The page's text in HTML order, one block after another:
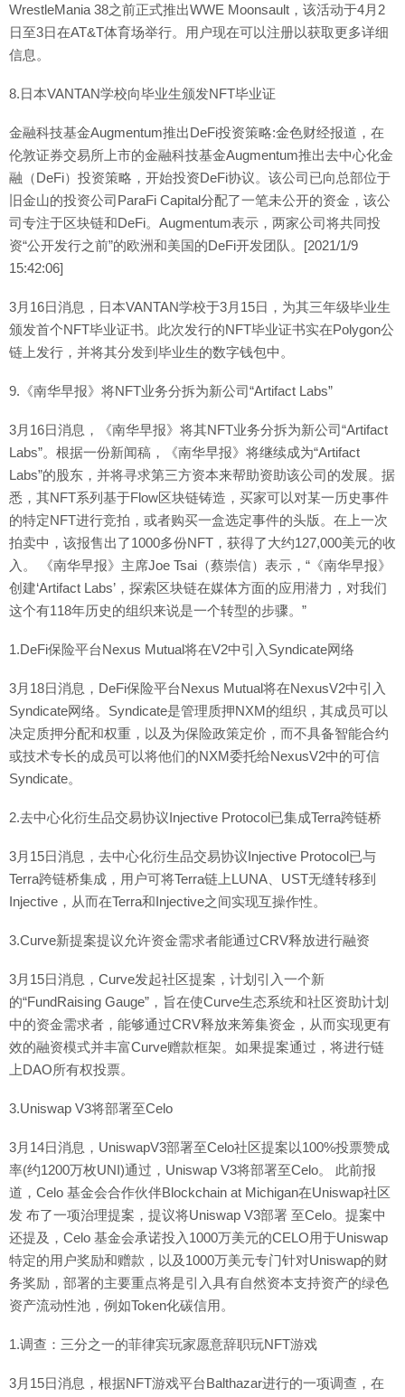
WrestleMania 38之前正式推出WWE Moonsault，该活动于4月2
日至3日在AT&T体育场举行。用户现在可以注册以获取更多详细
信息。
8.日本VANTAN学校向毕业生颁发NFT毕业证
金融科技基金Augmentum推出DeFi投资策略:金色财经报道，在
伦敦证券交易所上市的金融科技基金Augmentum推出去中心化金
融（DeFi）投资策略，开始投资DeFi协议。该公司已向总部位于
旧金山的投资公司ParaFi Capital分配了一笔未公开的资金，该公
司专注于区块链和DeFi。Augmentum表示，两家公司将共同投
资“公开发行之前”的欧洲和美国的DeFi开发团队。[2021/1/9
15:42:06]
3月16日消息，日本VANTAN学校于3月15日，为其三年级毕业生
颁发首个NFT毕业证书。此次发行的NFT毕业证书实在Polygon公
链上发行，并将其分发到毕业生的数字钱包中。
9.《南华早报》将NFT业务分拆为新公司“Artifact Labs”
3月16日消息，《南华早报》将其NFT业务分拆为新公司“Artifact
Labs”。根据一份新闻稿，《南华早报》将继续成为“Artifact
Labs”的股东，并将寻求第三方资本来帮助资助该公司的发展。据
悉，其NFT系列基于Flow区块链铸造，买家可以对某一历史事件
的特定NFT进行竞拍，或者购买一盒选定事件的头版。在上一次
拍卖中，该报售出了1000多份NFT，获得了大约127,000美元的收
入。 《南华早报》主席Joe Tsai（蔡崇信）表示，“《南华早报》
创建‘Artifact Labs’，探索区块链在媒体方面的应用潜力，对我们
这个有118年历史的组织来说是一个转型的步骤。”
1.DeFi保险平台Nexus Mutual将在V2中引入Syndicate网络
3月18日消息，DeFi保险平台Nexus Mutual将在NexusV2中引入
Syndicate网络。Syndicate是管理质押NXM的组织，其成员可以
决定质押分配和权重，以及为保险政策定价，而不具备智能合约
或技术专长的成员可以将他们的NXM委托给NexusV2中的可信
Syndicate。
2.去中心化衍生品交易协议Injective Protocol已集成Terra跨链桥
3月15日消息，去中心化衍生品交易协议Injective Protocol已与
Terra跨链桥集成，用户可将Terra链上LUNA、UST无缝转移到
Injective，从而在Terra和Injective之间实现互操作性。
3.Curve新提案提议允许资金需求者能通过CRV释放进行融资
3月15日消息，Curve发起社区提案，计划引入一个新
的“FundRaising Gauge”，旨在使Curve生态系统和社区资助计划
中的资金需求者，能够通过CRV释放来筹集资金，从而实现更有
效的融资模式并丰富Curve赠款框架。如果提案通过，将进行链
上DAO所有权投票。
3.Uniswap V3将部署至Celo
3月14日消息，UniswapV3部署至Celo社区提案以100%投票赞成
率(约1200万枚UNI)通过，Uniswap V3将部署至Celo。 此前报
道，Celo 基金会合作伙伴Blockchain at Michigan在Uniswap社区
发 布了一项治理提案，提议将Uniswap V3部署 至Celo。提案中
还提及，Celo 基金会承诺投入1000万美元的CELO用于Uniswap
特定的用户奖励和赠款，以及1000万美元专门针对Uniswap的财
务奖励，部署的主要重点将是引入具有自然资本支持资产的绿色
资产流动性池，例如Token化碳信用。
1.调查：三分之一的菲律宾玩家愿意辞职玩NFT游戏
3月15日消息，根据NFT游戏平台Balthazar进行的一项调查，在